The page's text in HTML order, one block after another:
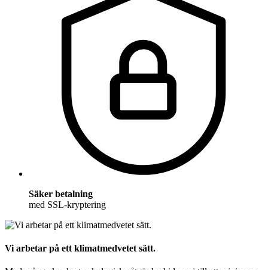
Säker betalning
med SSL-kryptering
Vi arbetar på ett klimatmedvetet sätt.